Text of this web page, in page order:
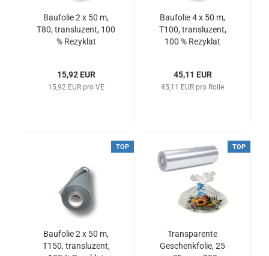
Baufolie 2 x 50 m,
T80, transluzent, 100
% Rezyklat
15,92 EUR
15,92 EUR pro VE
Baufolie 4 x 50 m,
T100, transluzent,
100 % Rezyklat
45,11 EUR
45,11 EUR pro Rolle
TOP
Baufolie 2 x 50 m,
T150, transluzent,
TOP
Transparente
Geschenkfolie, 25